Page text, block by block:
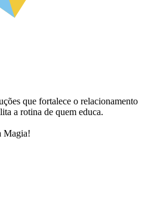
que fortalece o relacionamento
a rotina de quem educa.
Magia!